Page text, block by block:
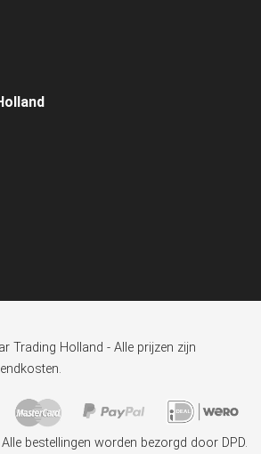
Trading Holland - Alle prijzen zijn
Alle bestellingen worden bezorgd door DPD.